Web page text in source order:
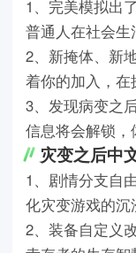
1、完美模拟出
普通人在社会生
2、新掩体、新
着你的加入，在
3、发现病变之
信息将会解锁，
灾变之后中
1、剧情分支自
化灾变游戏的沉
2、装备自定义